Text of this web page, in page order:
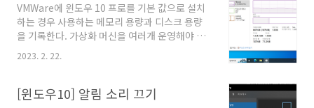
Files\Bandizip\Bandizip.exe" c
C:\backup\backup.zip C:\target 현재 일시
정보를 활용하여 압축 스크립트를 작성하면 아래
와 같이 작성이 가능하다. @echo off set
DAY=%date:~8,2% set HO..
VMWare에 윈도우 10 프로를 기본 값으로 설치
하는 경우 사용하는 메모리 용량과 디스크 용량
을 기록한다. 가상화 머신을 여러개 운영해야 하
는 경우 할당할 수 있는 컴퓨터 자원을 최대한 적
게 부여하는 것이 중요한데 이 때 참고할 수 있다.
디스크 사용량은 19GB이다. 윈도우의 백그라운
2023. 2. 22.
[윈도우10] 알림 소리 끄기